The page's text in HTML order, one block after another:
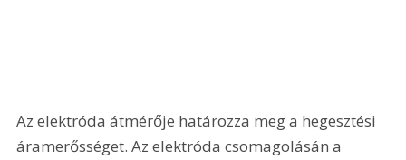
Az elektróda átmérője határozza meg a hegesztési
áramerősséget. Az elektróda csomagolásán a